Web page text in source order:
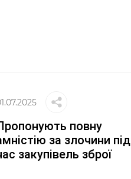
повну
за злочини під
закупівель зброї